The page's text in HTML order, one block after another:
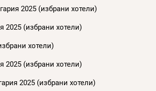
2025 (избрани хотели)
2025 (избрани хотели)
хотели)
2025 (избрани хотели)
2025 (избрани хотели)